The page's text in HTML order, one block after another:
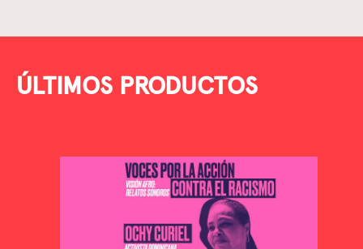
ÚLTIMOS PRODUCTOS